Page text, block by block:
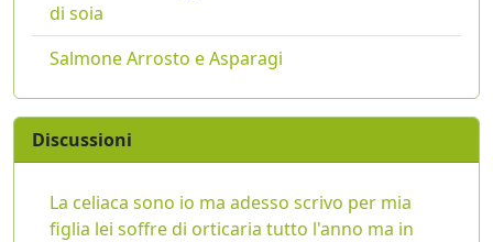
di soia
Salmone Arrosto e Asparagi
Discussioni
La celiaca sono io ma adesso scrivo per mia
figlia lei soffre di orticaria tutto l'anno ma in